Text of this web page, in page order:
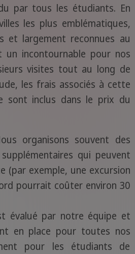
par tous les étudiants. En
les plus emblématiques,
et largement reconnues au
un incontournable pour nos
visites tout au long de
les frais associés à cette
sont inclus dans le prix du
organisons souvent des
qui peuvent
(par exemple, une excursion
pourrait coûter environ 30
évalué par notre équipe et
en place pour toutes nos
pour les étudiants de